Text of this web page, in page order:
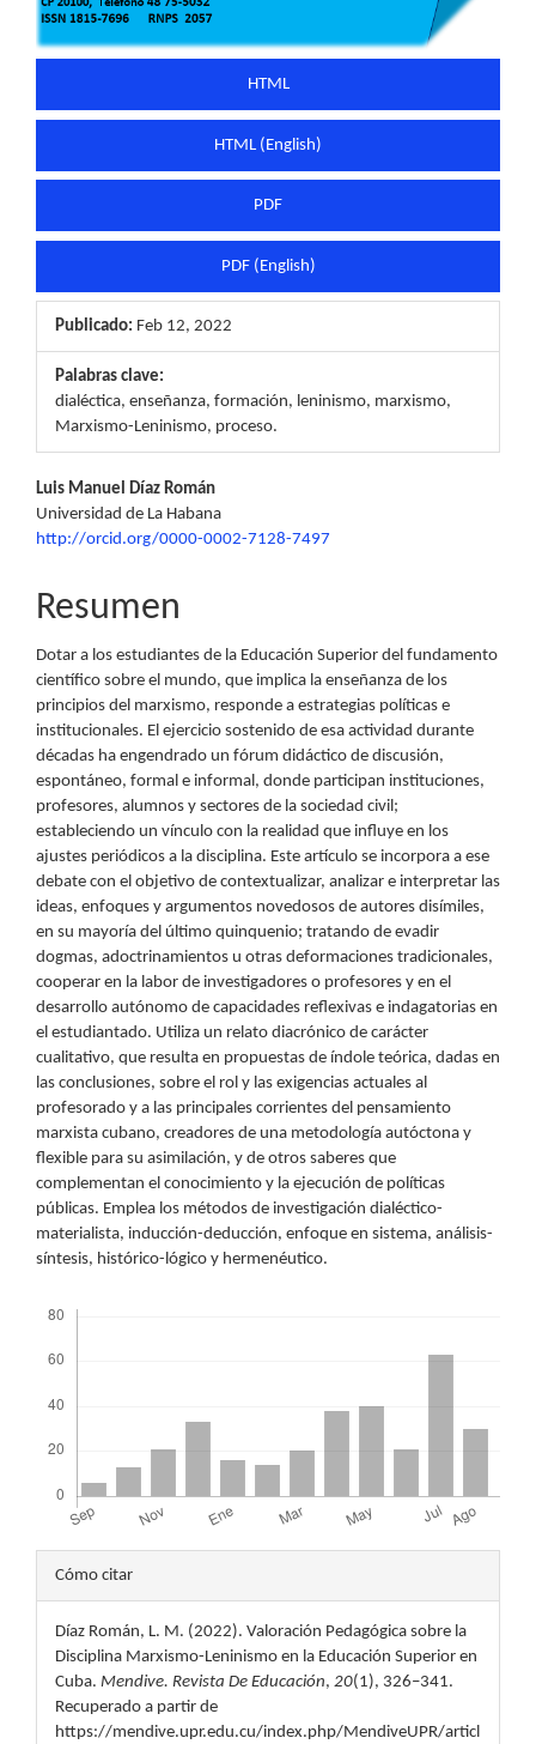
HTML
HTML (English)
PDF
PDF (English)
Publicado: Feb 12, 2022
Palabras clave:
dialéctica, enseñanza, formación, leninismo, marxismo,
Marxismo-Leninismo, proceso.
Contenido
principal
artículo
Luis Manuel Díaz Román
Universidad de La Habana
http://orcid.org/0000-0002-7128-7497
Resumen
Dotar a los estudiantes de la Educación Superior del fundamento
científico sobre el mundo, que implica la enseñanza de los
principios del marxismo, responde a estrategias políticas e
institucionales. El ejercicio sostenido de esa actividad durante
décadas ha engendrado un fórum didáctico de discusión,
espontáneo, formal e informal, donde participan instituciones,
profesores, alumnos y sectores de la sociedad civil;
estableciendo un vínculo con la realidad que influye en los
ajustes periódicos a la disciplina. Este artículo se incorpora a ese
debate con el objetivo de contextualizar, analizar e interpretar las
ideas, enfoques y argumentos novedosos de autores disímiles,
en su mayoría del último quinquenio; tratando de evadir
dogmas, adoctrinamientos u otras deformaciones tradicionales,
cooperar en la labor de investigadores o profesores y en el
desarrollo autónomo de capacidades reflexivas e indagatorias en
el estudiantado. Utiliza un relato diacrónico de carácter
cualitativo, que resulta en propuestas de índole teórica, dadas en
las conclusiones, sobre el rol y las exigencias actuales al
profesorado y a las principales corrientes del pensamiento
marxista cubano, creadores de una metodología autóctona y
flexible para su asimilación, y de otros saberes que
complementan el conocimiento y la ejecución de políticas
públicas. Emplea los métodos de investigación dialéctico-
materialista, inducción-deducción, enfoque en sistema, análisis-
síntesis, histórico-lógico y hermenéutico.
Detalles
del
artículo
Cómo citar
Díaz Román, L. M. (2022). Valoración Pedagógica sobre la
Disciplina Marxismo-Leninismo en la Educación Superior en
Cuba. Mendive. Revista De Educación, 20(1), 326–341.
Recuperado a partir de
https://mendive.upr.edu.cu/index.php/MendiveUPR/articl